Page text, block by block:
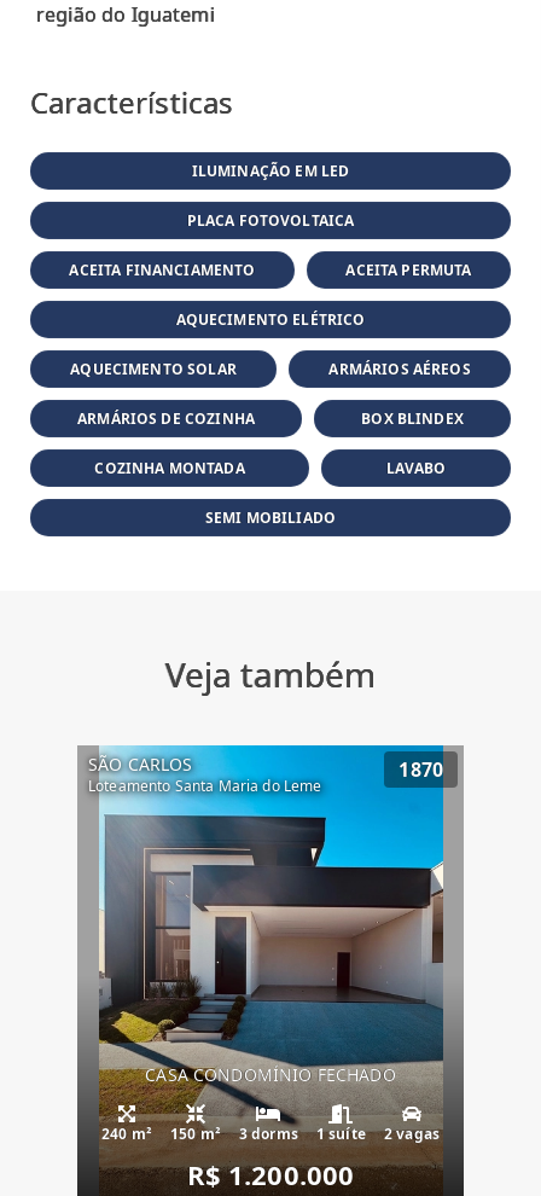
região do Iguatemi
Características
ILUMINAÇÃO EM LED
PLACA FOTOVOLTAICA
ACEITA FINANCIAMENTO ACEITA PERMUTA
AQUECIMENTO ELÉTRICO
AQUECIMENTO SOLAR ARMÁRIOS AÉREOS
ARMÁRIOS DE COZINHA BOX BLINDEX
COZINHA MONTADA LAVABO
SEMI MOBILIADO
Veja também
SÃO CARLOS
Loteamento Santa Maria do Leme
1870
CASA CONDOMÍNIO FECHADO
240 m² 150 m² 3 dorms 1 suíte 2 vagas
R$ 1.200.000